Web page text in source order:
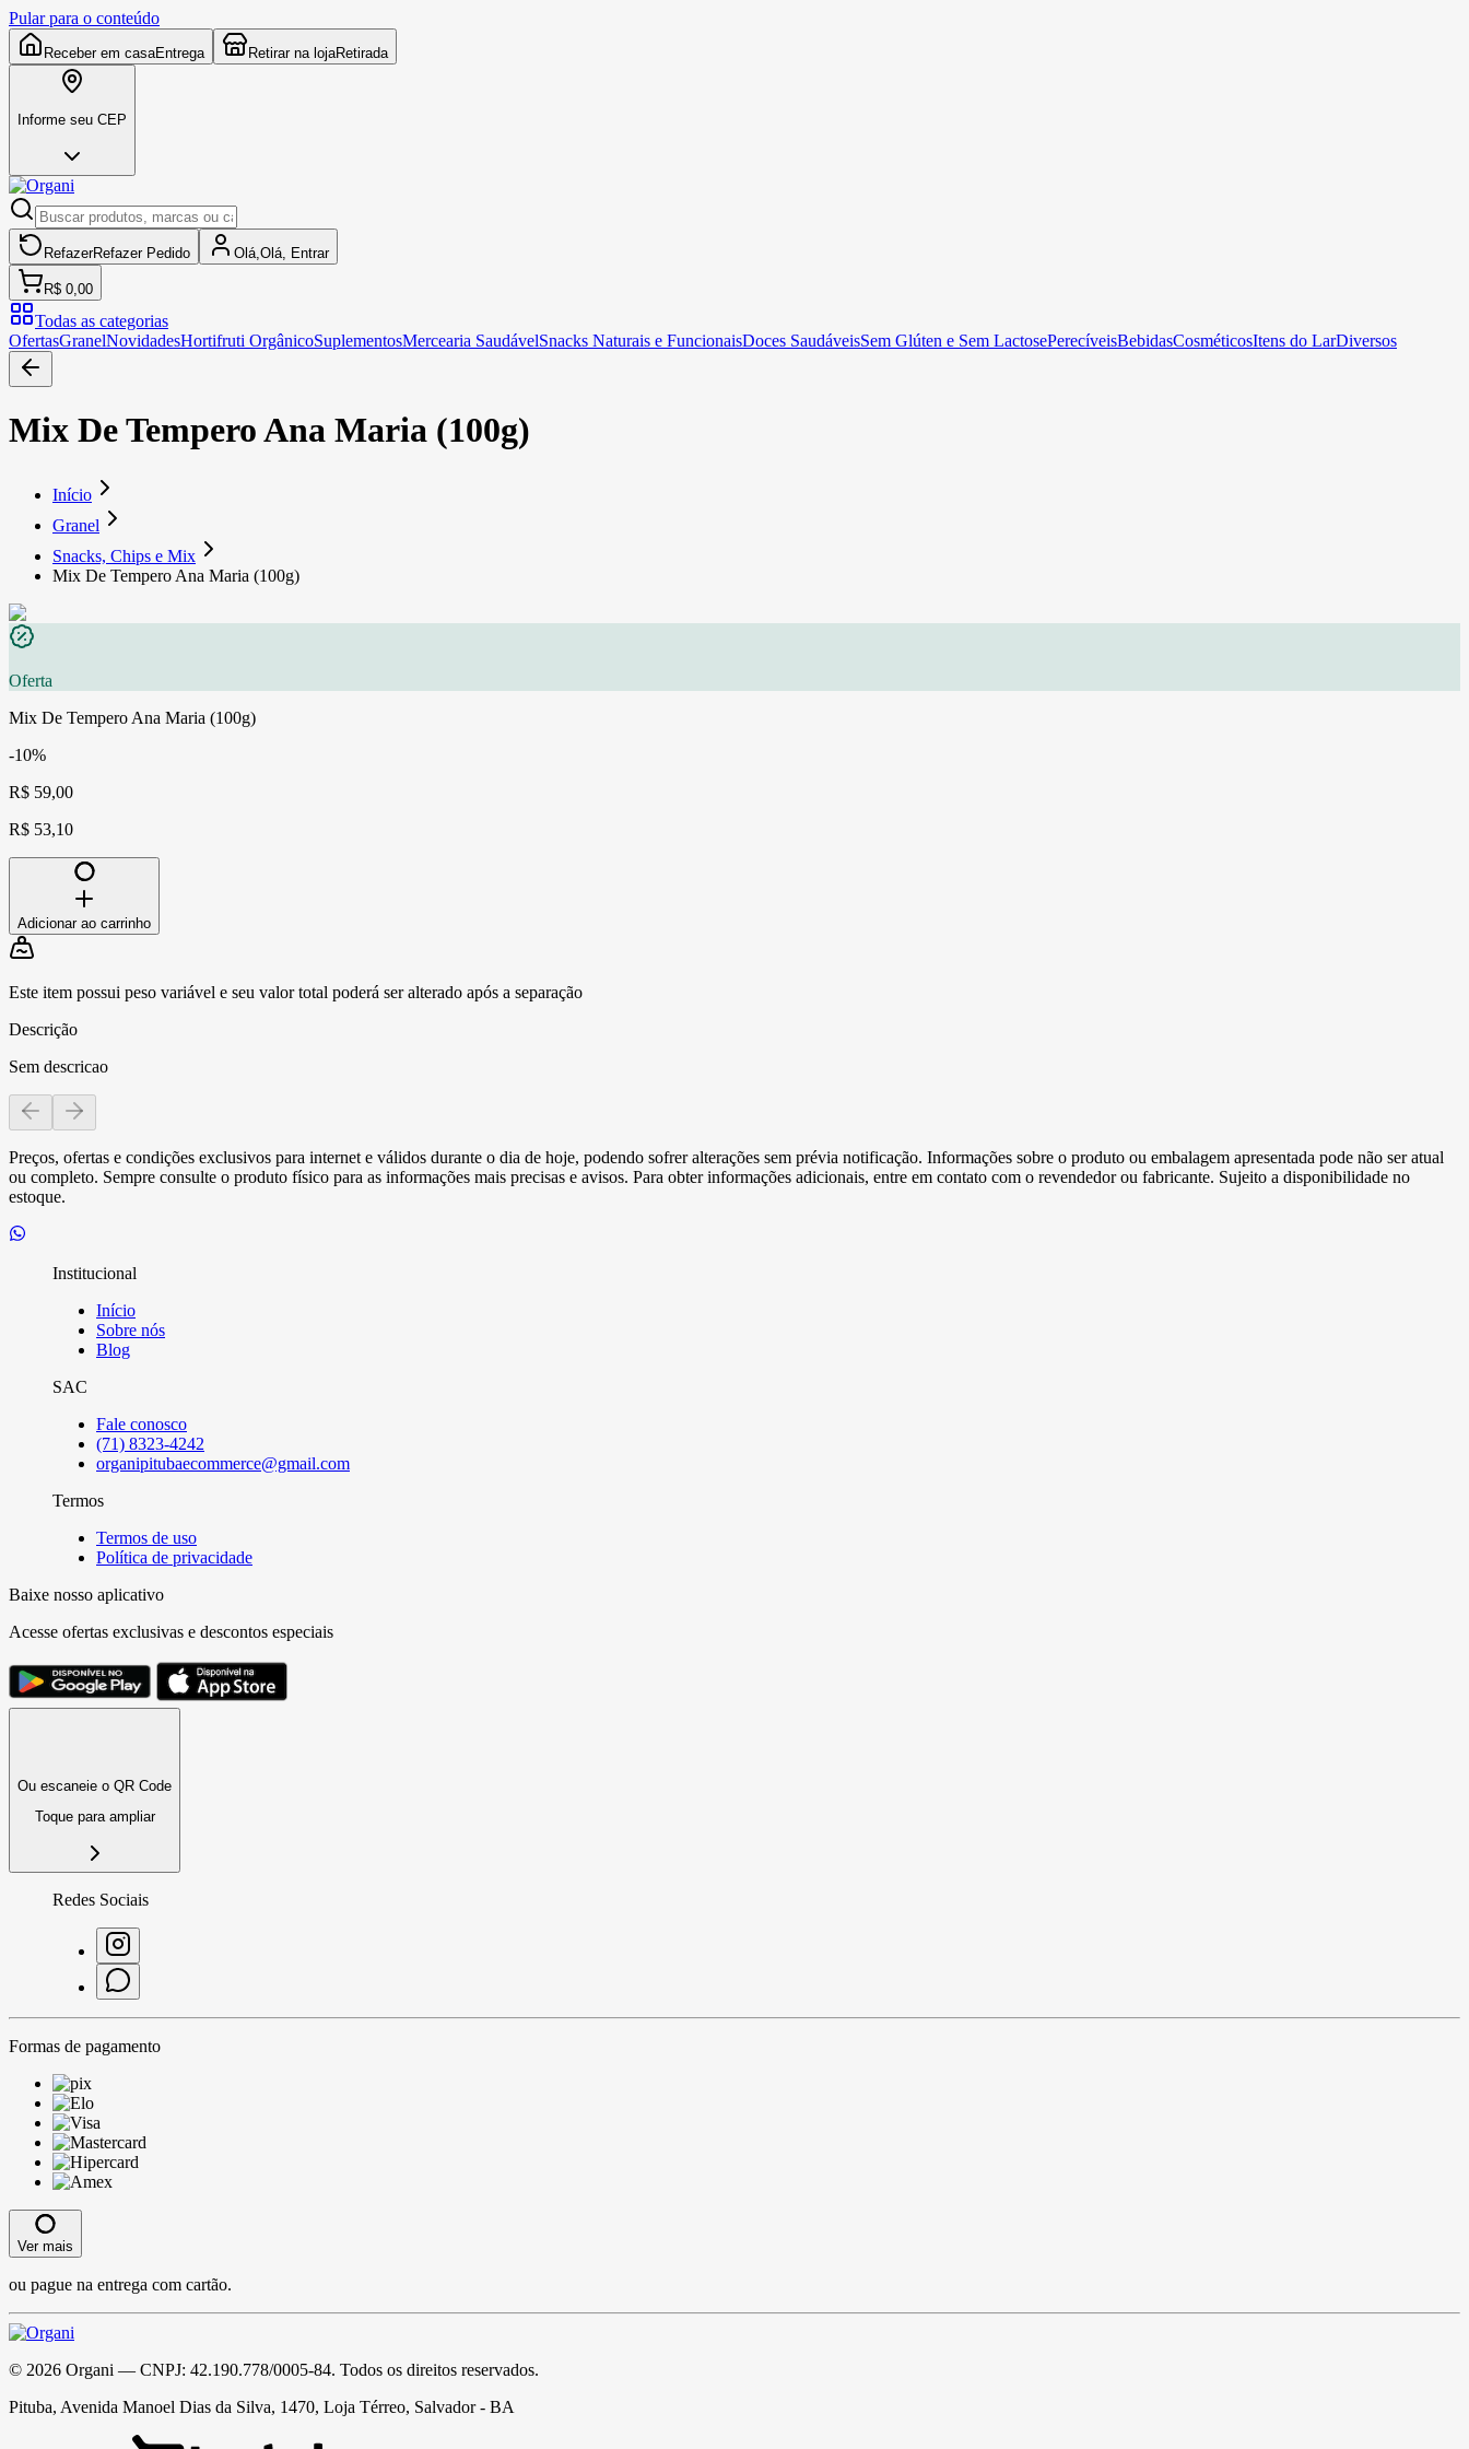
Pular para o conteúdo
Receber em casaEntrega Retirar na lojaRetirada
Informe seu CEP
RefazerRefazer Pedido Olá, Olá, Entrar
R$ 0,00
Todas as categorias
OfertasGranelNovidadesHortifruti OrgânicoSuplementosMercearia SaudávelSnacks Naturais e FuncionaisDoces SaudáveisSem Glúten e Sem LactosePerecíveisBebidasCosméticosItens do LarDiversos
Mix De Tempero Ana Maria (100g)
Início
Granel
Snacks, Chips e Mix
Mix De Tempero Ana Maria (100g)
Oferta
Mix De Tempero Ana Maria (100g)
-10%
R$ 59,00
R$ 53,10
Adicionar ao carrinho
Este item possui peso variável e seu valor total poderá ser alterado após a separação
Descrição
Sem descricao
Preços, ofertas e condições exclusivos para internet e válidos durante o dia de hoje, podendo sofrer alterações sem prévia notificação. Informações sobre o produto ou embalagem apresentada pode não ser atual
ou completo. Sempre consulte o produto físico para as informações mais precisas e avisos. Para obter informações adicionais, entre em contato com o revendedor ou fabricante. Sujeito a disponibilidade no
estoque.
Institucional
Início
Sobre nós
Blog
SAC
Fale conosco
(71) 8323-4242
organipitubaecommerce@gmail.com
Termos
Termos de uso
Política de privacidade
Baixe nosso aplicativo
Acesse ofertas exclusivas e descontos especiais
Ou escaneie o QR Code
Toque para ampliar
Redes Sociais
Formas de pagamento
Ver mais
ou pague na entrega com cartão.
© 2026 Organi — CNPJ: 42.190.778/0005-84. Todos os direitos reservados.
Pituba, Avenida Manoel Dias da Silva, 1470, Loja Térreo, Salvador - BA